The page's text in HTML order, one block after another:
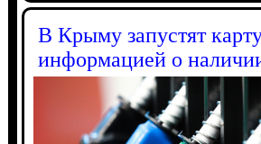
В Крыму запустят
информацией о